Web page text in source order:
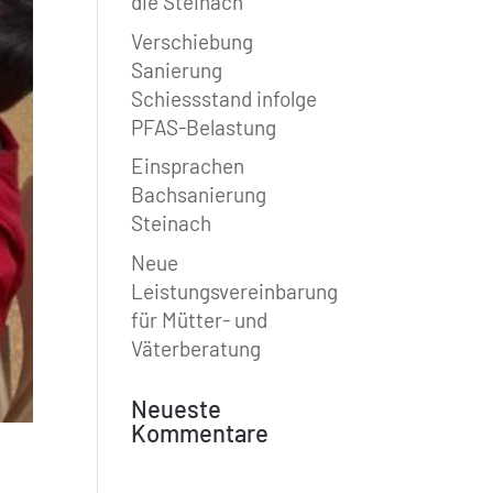
Verschiebung
Sanierung
Schiessstand infolge
PFAS-Belastung
Einsprachen
Bachsanierung
Steinach
Neue
Leistungsvereinbarung
für Mütter- und
Väterberatung
Neueste
Kommentare